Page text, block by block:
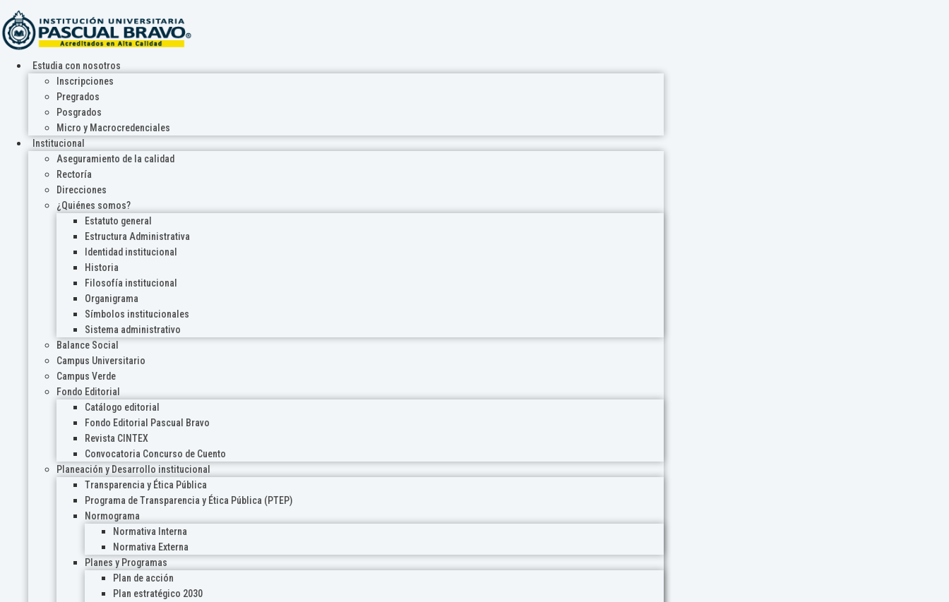
Estudia con nosotros
Inscripciones
Pregrados
Posgrados
Micro y Macrocredenciales
Institucional
Aseguramiento de la calidad
Rectoría
Direcciones
¿Quiénes somos?
Estatuto general
Estructura Administrativa
Identidad institucional
Historia
Filosofía institucional
Organigrama
Símbolos institucionales
Sistema administrativo
Balance Social
Campus Universitario
Campus Verde
Fondo Editorial
Catálogo editorial
Fondo Editorial Pascual Bravo
Revista CINTEX
Convocatoria Concurso de Cuento
Planeación y Desarrollo institucional
Transparencia y Ética Pública
Programa de Transparencia y Ética Pública (PTEP)
Normograma
Normativa Interna
Normativa Externa
Planes y Programas
Plan de acción
Plan estratégico 2030